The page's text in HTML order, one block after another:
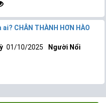
CHÂN THÀNH HƠN HÀO
01/10/2025
Người Nổi